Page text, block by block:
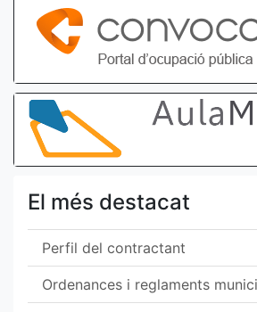
El més destacat
Perfil del contractant
Ordenances i reglaments